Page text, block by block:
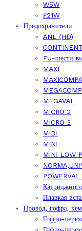
W5W
Р21W
Предохранители
ANL (HD)
FU-шести
MAXI
MEGAVAL
MICRO 2
MICRO 3
MIDI
MINI
MINI LOW
Плавкая
Провод, гофра,
Гофро-